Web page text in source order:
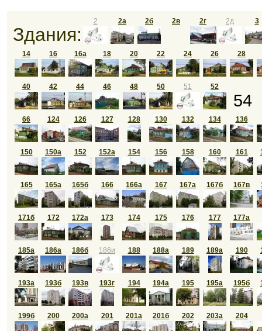
Здания:
2 2а 2б 2в 2г 2д 3
14 16 16а 18 20 22 24 26 28
40 42 44 46 48 50 51 52
54
66 124 126 127 128 130 132 134 136
150 150а 152 152а 154 156 158 160 161
165 165а 165б 166 166а 167 167а 167б 167в
171б 172 172а 173 174 175 176 177 177а
185а 186а 186б 186и 188 188а 189 189а 190
193а 193б 193в 193г 194 194а 195 195а 195б
199б 200 200а 201 201а 201б 202 203а 204